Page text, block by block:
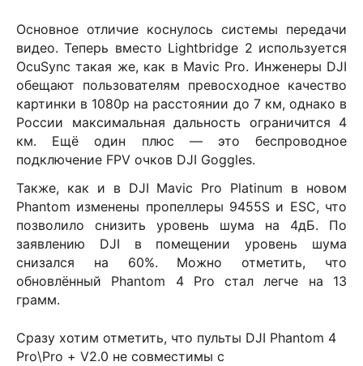
Основное отличие коснулось системы передачи
видео. Теперь вместо Lightbridge 2 используется
OcuSync такая же, как в Mavic Pro. Инженеры DJI
обещают пользователям превосходное качество
картинки в 1080p на расстоянии до 7 км, однако в
России максимальная дальность ограничится 4
км. Ещё один плюс — это беспроводное
подключение FPV очков DJI Goggles.
Также, как и в DJI Mavic Pro Platinum в новом
Phantom изменены пропеллеры 9455S и ESC, что
позволило снизить уровень шума на 4дБ. По
заявлению DJI
в помещении уровень шума
снизался на 60%. Можно отметить, что
обновлённый Phantom 4 Pro стал легче на 13
грамм.
Сразу хотим отметить, что пульты DJI Phantom 4
Pro\Pro + V2.0 не совместимы с